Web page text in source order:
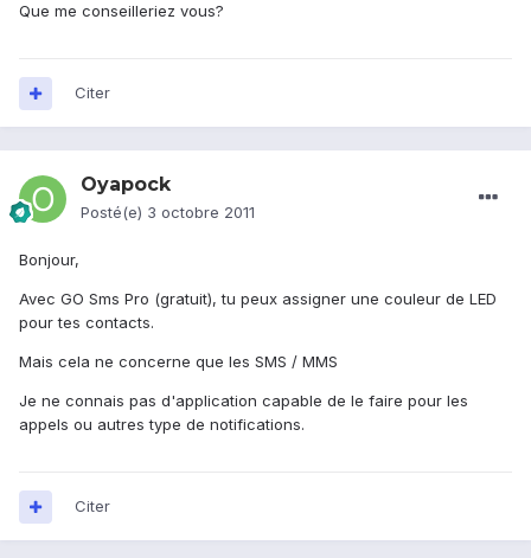
Que me conseilleriez vous?
Citer
Oyapock
Posté(e) 3 octobre 2011
Bonjour,
Avec GO Sms Pro (gratuit), tu peux assigner une couleur de LED
pour tes contacts.
Mais cela ne concerne que les SMS / MMS
Je ne connais pas d'application capable de le faire pour les
appels ou autres type de notifications.
Citer